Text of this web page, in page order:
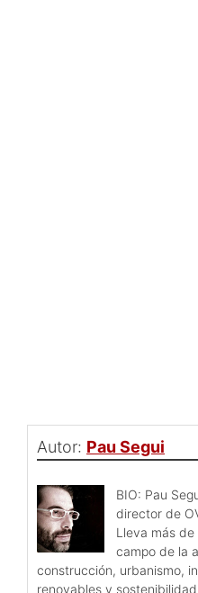
Autor: Pau Segui
BIO: Pau
director de
Lleva más de
campo de la
construcción, urbanismo,
renovables y